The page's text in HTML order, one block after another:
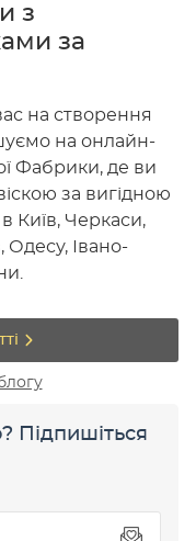
з
за
на створення
на онлайн-
Фабрики, де ви
за вигідною
Київ, Черкаси,
Одесу, Івано-
Підпишіться